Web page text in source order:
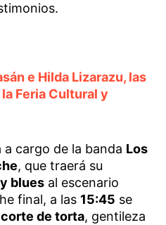
e Hilda Lizarazu, las
Feria Cultural y
a cargo de la banda Los
, que traerá su
blues al escenario
final, a las 15:45 se
de torta, gentileza